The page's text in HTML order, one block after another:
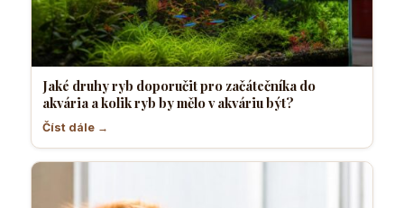
Jaké druhy ryb doporučit pro začátečníka do
akvária a kolik ryb by mělo v akváriu být?
Číst dále →